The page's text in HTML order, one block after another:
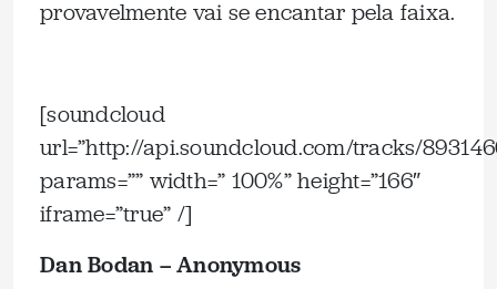
provavelmente vai se encantar pela faixa.
[soundcloud
url=”http://api.soundcloud.com/tracks/
params=”” width=” 100%” height=”166″
iframe=”true” /]
Dan Bodan – Anonymous